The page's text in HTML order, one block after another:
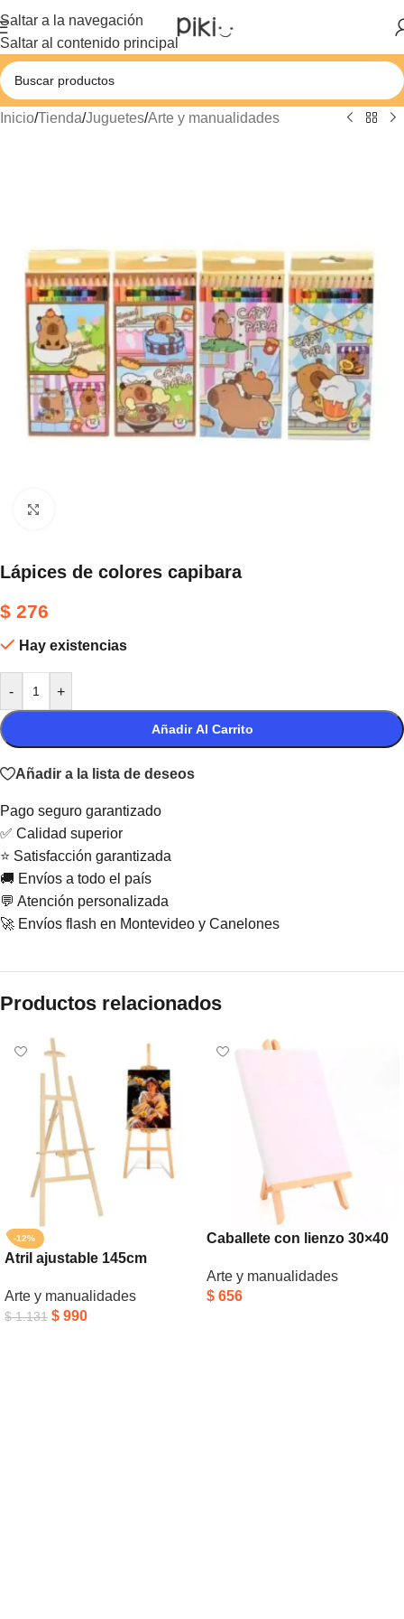
Saltar a la navegación
Saltar al contenido principal
Inicio/Tienda/Juguetes/Arte y manualidades
Lápices de colores capibara
$ 276
Hay existencias
- +
Añadir Al Carrito
Añadir a la lista de deseos
Pago seguro garantizado
✅ Calidad superior
⭐ Satisfacción garantizada
🚚 Envíos a todo el país
💬 Atención personalizada
🚀 Envíos flash en Montevideo y Canelones
Productos relacionados
-12%
Atril ajustable 145cm
Arte y manualidades
$1.131 $ 990
Caballete con lienzo 30×40
Arte y manualidades
$ 656